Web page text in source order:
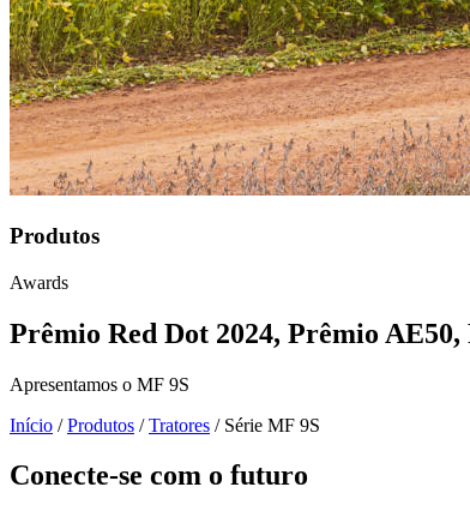
Produtos
Awards
Prêmio Red Dot 2024, Prêmio
Apresentamos o MF 9S
Início / Produtos / Tratores / Série MF 9S
Conecte-se com o futuro